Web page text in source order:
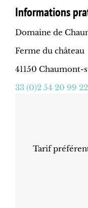
Informations
Domaine de
Ferme du château
41150 Chaumont-
33 (0)2 54 20 99 22
Tarif